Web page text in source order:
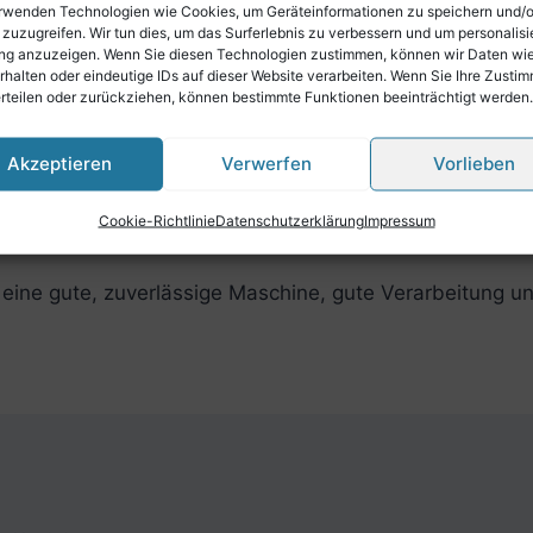
Technologien wie Cookies, um Geräteinformationen zu speichern und/
Wir tun dies, um das Surferlebnis zu verbessern und um
anzuzeigen. Wenn Sie diesen Technologien zustimmen, können wir Daten
oder eindeutige IDs auf dieser Website verarbeiten. Wenn Sie Ihre
oder zurückziehen, können bestimmte Funktionen beeinträchtigt werden.
Akzeptieren Verwerfen Vorlieben
Cookie-RichtlinieDatenschutzerklärungImpressum
für kleinere Menschen günstiger, weil der
ein vollwertiges Musikinstrument mit guten
einsetzen kann.
Hauptschwerpunkten:
Tonbereich, den normalerweise Anfänger oder
und Ausdauer ermöglicht wird; würde das
gute, zuverlässige Maschine, gute Verarbeitung